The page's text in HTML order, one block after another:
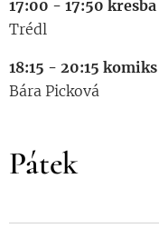
17:00 - 17:50
Trédl
18:15 - 20:15
Bára Picková
Pátek